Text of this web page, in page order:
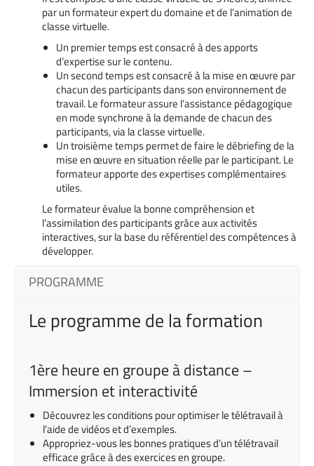
par un formateur expert du domaine et de l’animation de
classe virtuelle.
Un premier temps est consacré à des apports
d’expertise sur le contenu.
Un second temps est consacré à la mise en œuvre par
chacun des participants dans son environnement de
travail. Le formateur assure l’assistance pédagogique
en mode synchrone à la demande de chacun des
participants, via la classe virtuelle.
Un troisième temps permet de faire le débriefing de la
mise en œuvre en situation réelle par le participant. Le
formateur apporte des expertises complémentaires
utiles.
Le formateur évalue la bonne compréhension et
l’assimilation des participants grâce aux activités
interactives, sur la base du référentiel des compétences à
développer.
PROGRAMME
Le programme de la formation
1ère heure en groupe à distance –
Immersion et interactivité
Découvrez les conditions pour optimiser le télétravail à
l’aide de vidéos et d’exemples.
Appropriez-vous les bonnes pratiques d’un télétravail
efficace grâce à des exercices en groupe.